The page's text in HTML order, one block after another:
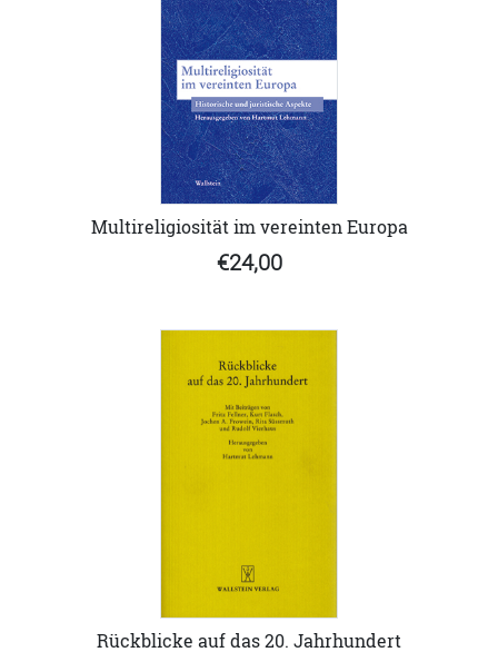
Multireligiosität im vereinten Europa
€24,00
Rückblicke auf das 20. Jahrhundert